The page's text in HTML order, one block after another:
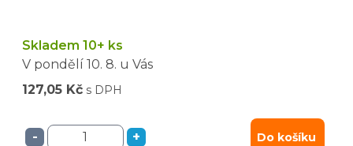
Skladem 10+ ks
V pondělí 10. 8. u Vás
127,05 Kč s DPH
- + Do košíku